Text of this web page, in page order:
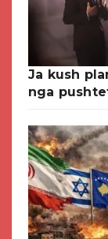
Ja kush
nga